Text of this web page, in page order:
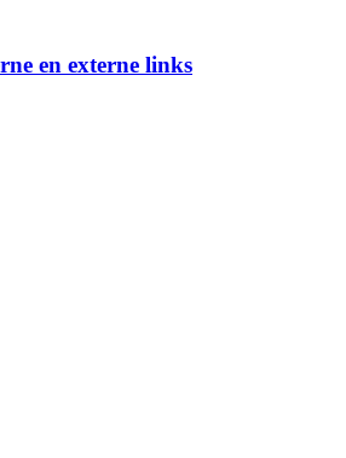
en externe links